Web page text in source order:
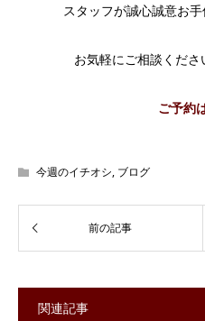
スタッフが誠心誠意お
お気軽にご相談くだ
ご予約
今週のイチオシ, ブログ
関連記事